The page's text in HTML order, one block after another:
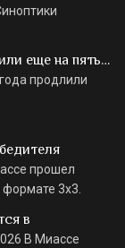
еще на пять…
продлили
прошел
формате 3х3.
в
В Миассе